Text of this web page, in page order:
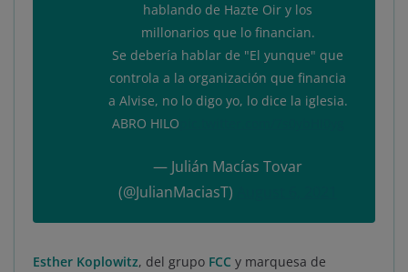
hablando de Hazte Oir y los
millonarios que lo financian.
Se debería hablar de "El yunque" que
controla a la organización que financia
a Alvise, no lo digo yo, lo dice la iglesia.
ABRO HILO
— Julián Macías Tovar
(@JulianMaciasT)
Esther Koplowitz, del grupo FCC y marquesa de